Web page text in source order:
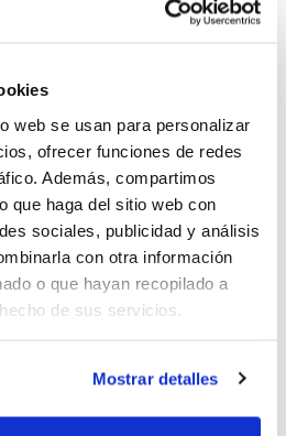
web se usan para personalizar
ofrecer funciones de redes
Además, compartimos
que haga del sitio web con
sociales, publicidad y análisis
con otra información
o que hayan recopilado a
de sus servicios.
Mostrar detalles
Federación Española de
celebrar, una en Alicante y
en el Salón de Actos del
9:00h en la sala 21 de los
(Av. Francisco Tomás y
se refiere al avance ilegal,